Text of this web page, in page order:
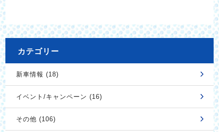
カテゴリー
新車情報 (18)
イベント/キャンペーン (16)
その他 (106)